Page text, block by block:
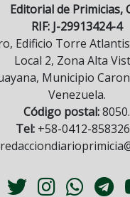
Editorial de Primicias,
RIF: J-29913424-4
Edificio Torre
Local 2, Zona Alta
Municipio
Venezuela.
Código postal:8050.
Tel:+58-0412-